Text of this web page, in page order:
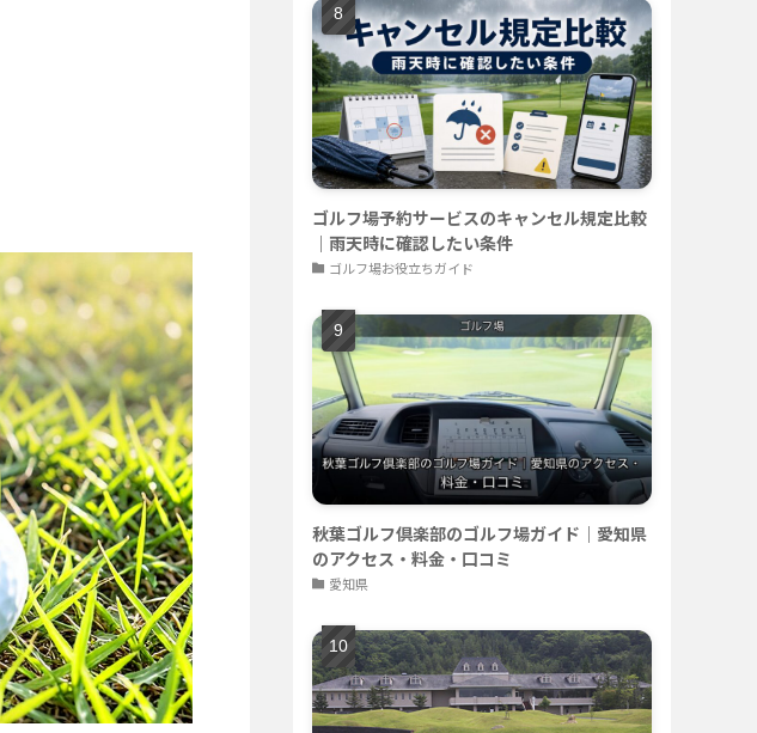
ゴルフ場予約サービスのキャンセル規定比較
｜雨天時に確認したい条件
ゴルフ場お役立ちガイド
秋葉ゴルフ倶楽部のゴルフ場ガイド｜愛知県
のアクセス・料金・口コミ
愛知県